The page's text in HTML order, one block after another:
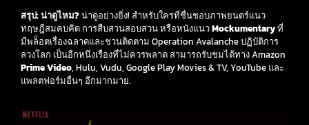
สรุป: น่าดูไหม?น่าดูอย่างยิ่ง! สำหรับใครที่ชื่นชอบภาพยนตร์แนว
ทฤษฎีสมคบคิด การสืบสวนสอบสวน หรือหนังแนวMockumentaryที่
มีพล็อตเรื่องฉลาดและชวนติดตาม Operation Avalanche ปฏิบัติการ
ลวงโลก เป็นอีกหนึ่งเรื่องที่ไม่ควรพลาด สามารถรับชมได้ทาง Amazon
Prime Video, Hulu, Vudu, Google Play Movies & TV, YouTube และ
แพลตฟอร์มอื่นๆ อีกมากมาย.